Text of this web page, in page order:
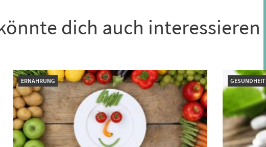
dich auch interessieren
ERNÄHRUNG GESUNDHEIT